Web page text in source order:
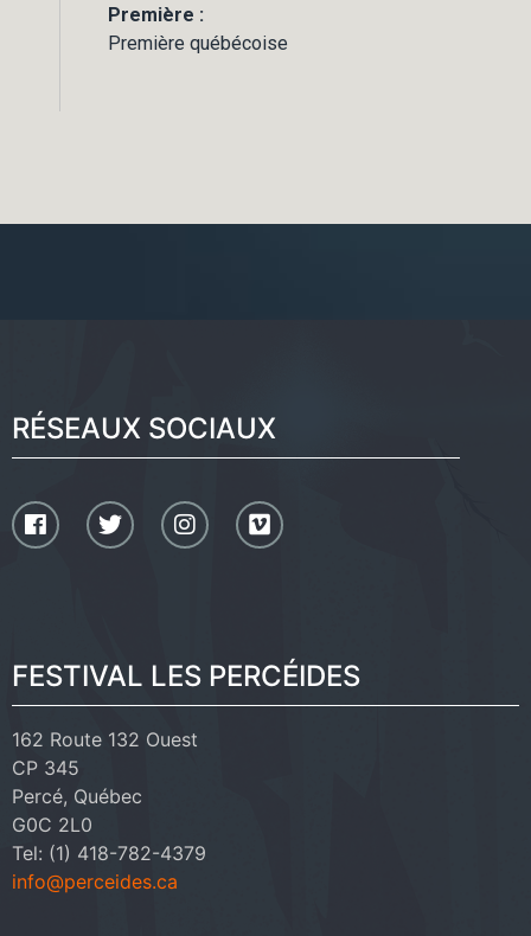
Première :
Première québécoise
RÉSEAUX SOCIAUX
FESTIVAL LES PERCÉIDES
162 Route 132 Ouest
CP 345
Percé, Québec
G0C 2L0
Tel: (1) 418-782-4379
info@perceides.ca